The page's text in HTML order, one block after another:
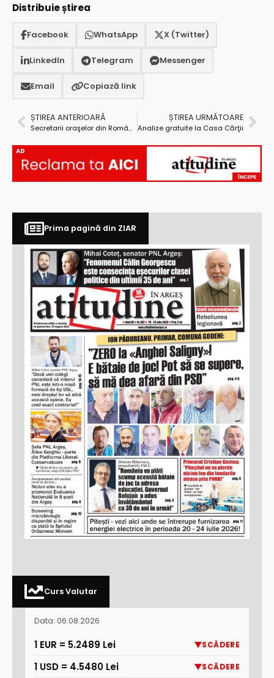
Distribuie știrea
Facebook WhatsApp X (Twitter)
LinkedIn Telegram Messenger
Email Copiază link
ȘTIREA ANTERIOARĂ
Secretarii oraşelor din România s-au reunit la Mioveni
ȘTIREA URMĂTOARE
Analize gratuite la Casa Cărţii
AD
Prima pagină din ZIAR
Curs Valutar
Data: 06.08.2026
1 EUR = 5.2489 Lei SCĂDERE
1 USD = 4.5480 Lei SCĂDERE